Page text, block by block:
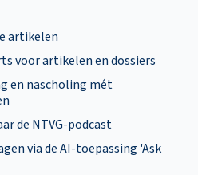
artikelen
voor artikelen en dossiers
en nascholing mét
de NTVG-podcast
via de AI-toepassing 'Ask